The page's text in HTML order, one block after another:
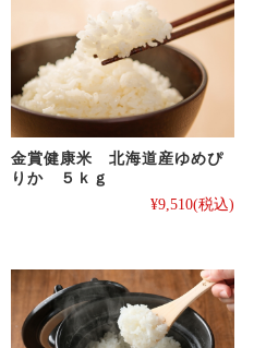
金賞健康米 北海道産ゆめぴ
りか ５ｋｇ
¥9,510(税込)